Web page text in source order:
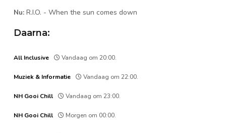
Nu: R.I.O. - When the sun comes down
Daarna:
All Inclusive Vandaag om 20:00.
Muziek & Informatie Vandaag om 22:00.
NH Gooi Chill Vandaag om 23:00.
NH Gooi Chill Morgen om 00:00.